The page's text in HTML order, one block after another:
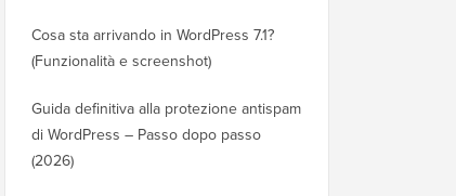
Cosa sta arrivando in WordPress 7.1?
(Funzionalità e screenshot)
Guida definitiva alla protezione antispam
di WordPress – Passo dopo passo
(2026)